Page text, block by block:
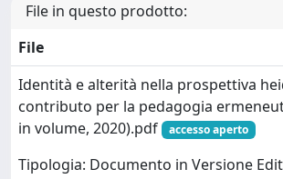
File in questo prodotto:
File
Identità e alterità nella prospettiva
contributo per la pedagogia
in volume, 2020).pdf
accesso aperto
Tipologia: Documento in Versione